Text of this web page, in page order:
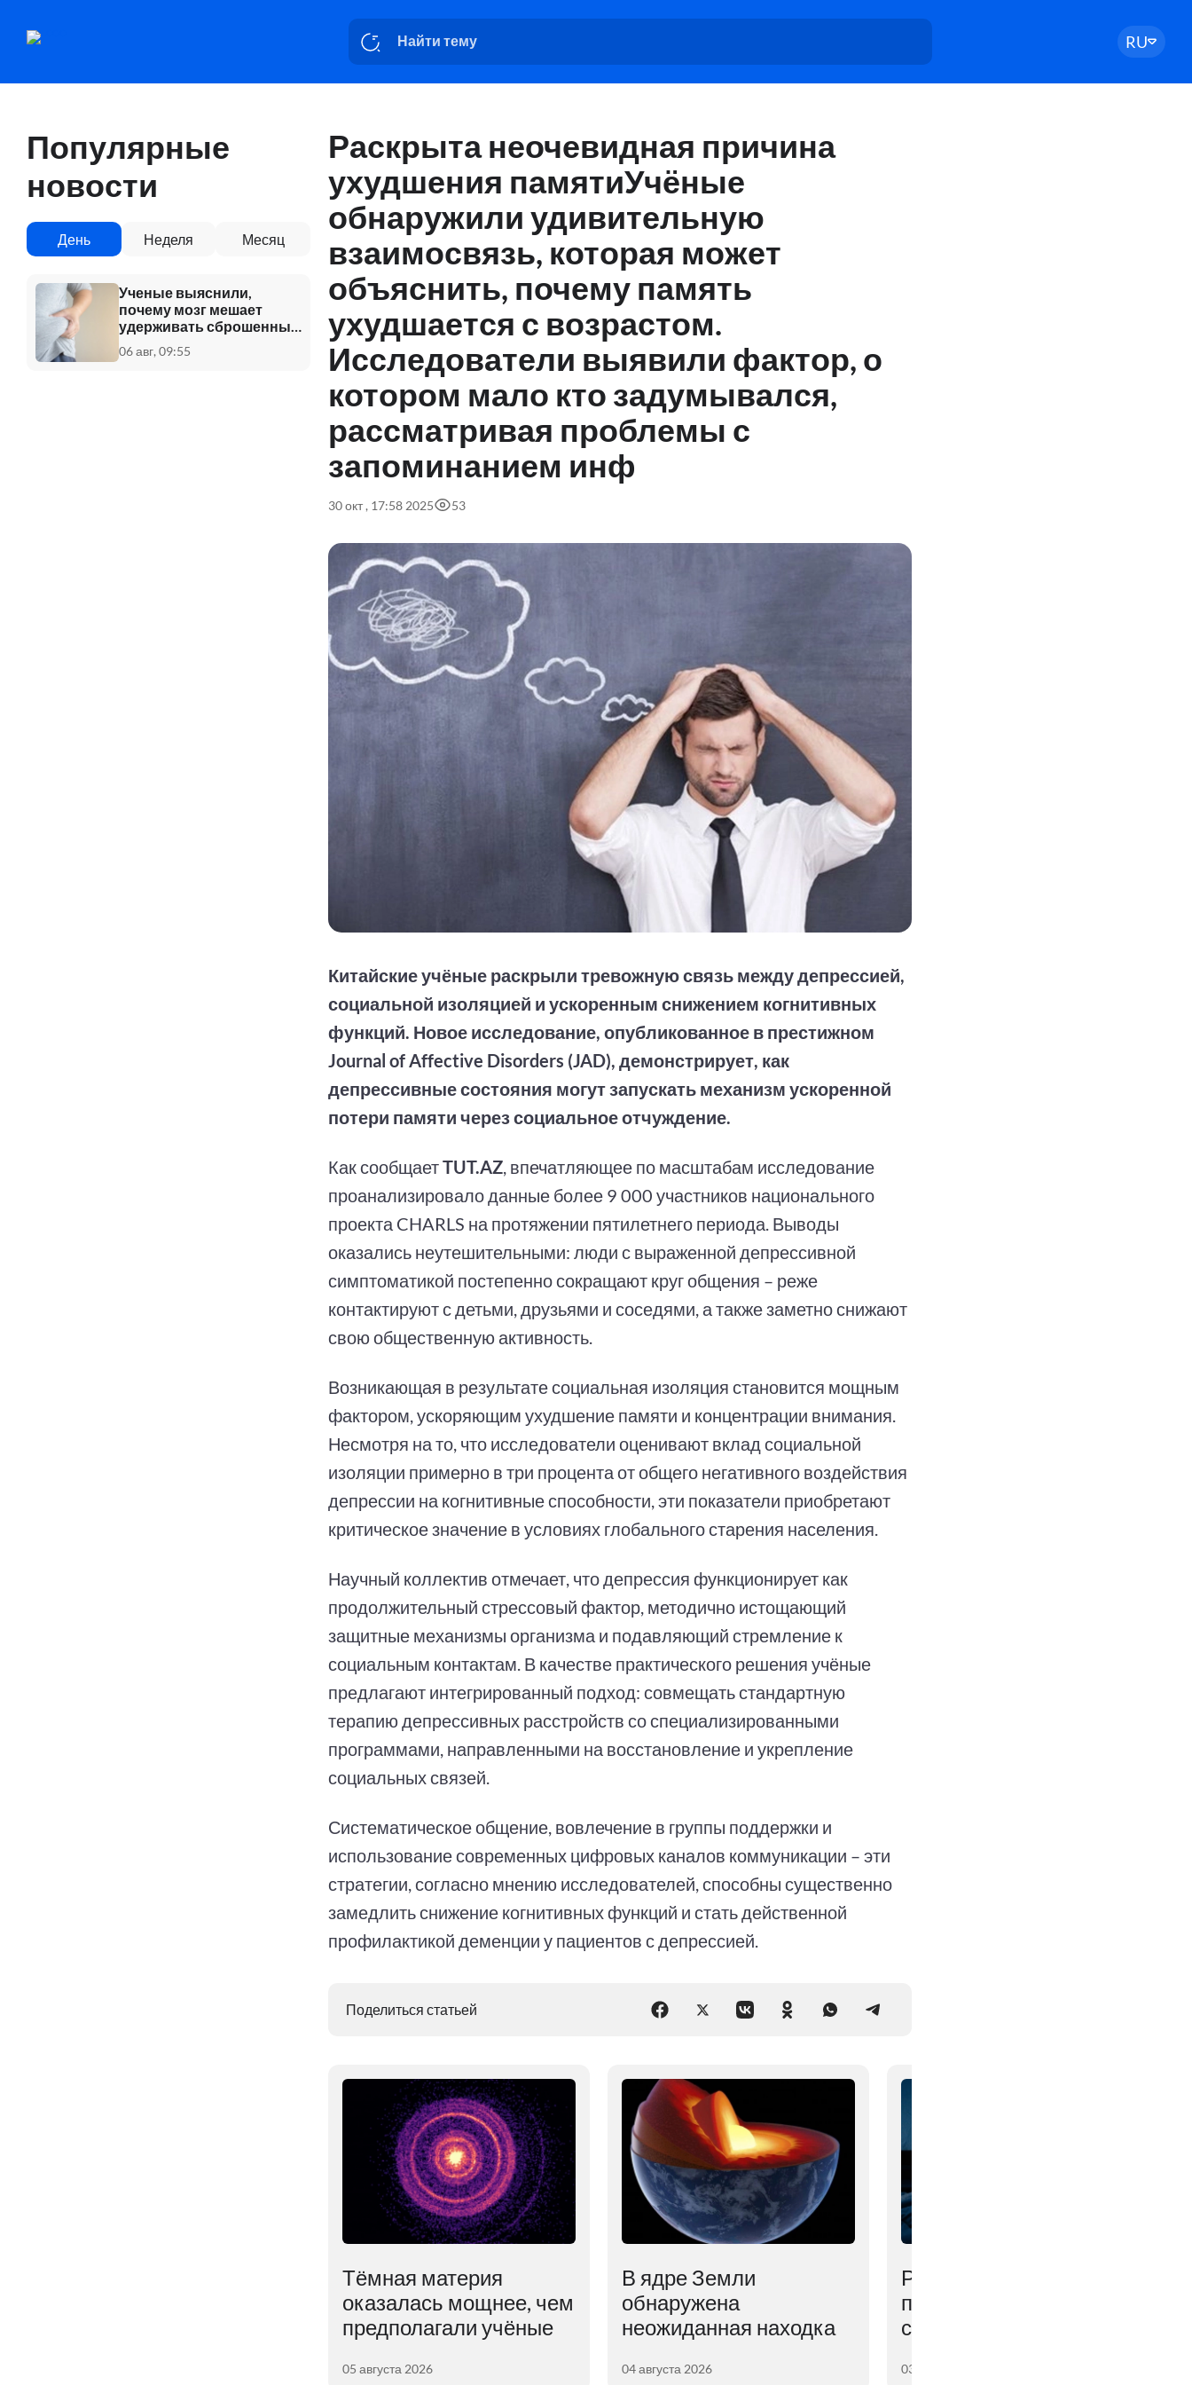
RU
Популярные
новости
День Неделя Месяц
Ученые выяснили,
почему мозг мешает
удерживать сброшенный
вес
06 авг, 09:55
Раскрыта неочевидная причина
ухудшения памятиУчёные
обнаружили удивительную
взаимосвязь, которая может
объяснить, почему память
ухудшается с возрастом.
Исследователи выявили фактор, о
котором мало кто задумывался,
рассматривая проблемы с
запоминанием инф
30 окт , 17:58 2025 53
Китайские учёные раскрыли тревожную связь между депрессией,
социальной изоляцией и ускоренным снижением когнитивных
функций. Новое исследование, опубликованное в престижном
Journal of Affective Disorders (JAD), демонстрирует, как
депрессивные состояния могут запускать механизм ускоренной
потери памяти через социальное отчуждение.
Как сообщаетTUT.AZ , впечатляющее по масштабам исследование
проанализировало данные более 9 000 участников национального
проекта CHARLS на протяжении пятилетнего периода. Выводы
оказались неутешительными: люди с выраженной депрессивной
симптоматикой постепенно сокращают круг общения – реже
контактируют с детьми, друзьями и соседями, а также заметно снижают
свою общественную активность.
Возникающая в результате социальная изоляция становится мощным
фактором, ускоряющим ухудшение памяти и концентрации внимания.
Несмотря на то, что исследователи оценивают вклад социальной
изоляции примерно в три процента от общего негативного воздействия
депрессии на когнитивные способности, эти показатели приобретают
критическое значение в условиях глобального старения населения.
Научный коллектив отмечает, что депрессия функционирует как
продолжительный стрессовый фактор, методично истощающий
защитные механизмы организма и подавляющий стремление к
социальным контактам. В качестве практического решения учёные
предлагают интегрированный подход: совмещать стандартную
терапию депрессивных расстройств со специализированными
программами, направленными на восстановление и укрепление
социальных связей.
Систематическое общение, вовлечение в группы поддержки и
использование современных цифровых каналов коммуникации – эти
стратегии, согласно мнению исследователей, способны существенно
замедлить снижение когнитивных функций и стать действенной
профилактикой деменции у пациентов с депрессией.
Поделиться статьей
Тёмная материя
оказалась мощнее, чем
предполагали учёные
05 августа 2026
В ядре Земли
обнаружена
неожиданная находка
04 августа 2026
Раскрыта неочевидная
причина проблем со
сном летом
03 августа 2026